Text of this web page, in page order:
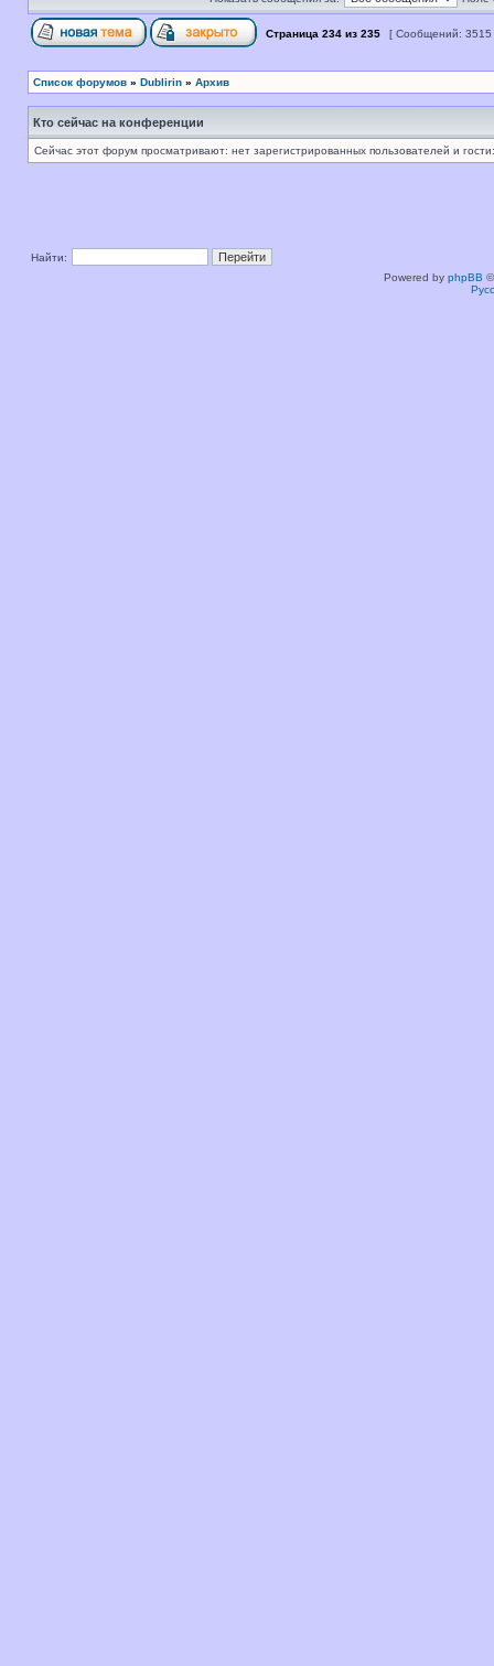
Страница 234 из 235 [ Сообщений:
Список форумов » Dublirin » Архив
Кто сейчас на конференции
Сейчас этот форум просматривают: нет зарегистрированных пользователей и
Найти:
Powered by phpBB